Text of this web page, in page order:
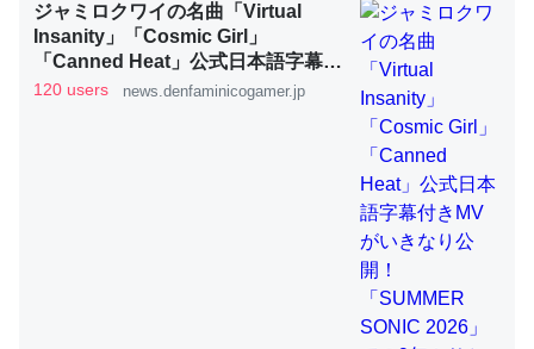
ウチもEchoを実家に置いて４年。でたまに覗いてる。ぼ
ちぼちRingも置こうかと画策中。あと、Googleマップで
位置情報を共有してる。電池残量や充電中かが分かるので
─たまにLINEするくらいだった遠方の父67歳と僕。ITツール導入で
コミュニケーションが劇的に変化した｜tayorini by LIFULL介護
ジャミロクワイの名曲「Virtual
Insanity」「Cosmic Girl」
「Canned Heat」公式日本語字幕付
きMVがいきなり公開！「SUMMER
120 users news.denfaminicogamer.jp